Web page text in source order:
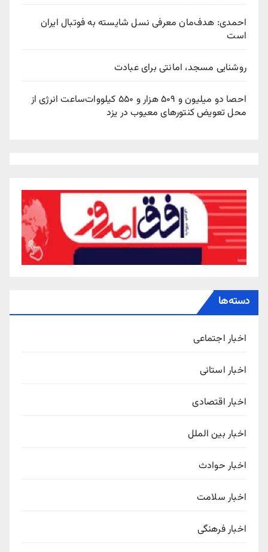
احمدی: هدف‌مان معرفی نسل شایسته به فوتبال ایران
است
روشنایی مسجد، امانتی برای عبادت
احصا دو میلیون و ۵۰۹ هزار و ۵۵۰ کیلووات‌ساعت انرژی از
محل تعویض کنتورهای معیوب در یزد
دسته‌ها
اخبار اجتماعی
اخبار استانی
اخبار اقتصادی
اخبار بین الملل
اخبار حوادث
اخبار سلامت
اخبار فرهنگی